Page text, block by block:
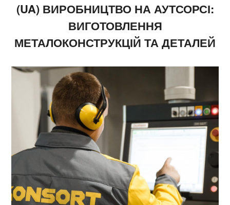
(UA) ВИРОБНИЦТВО НА АУТСОРСІ:
ВИГОТОВЛЕННЯ
МЕТАЛОКОНСТРУКЦІЙ ТА ДЕТАЛЕЙ